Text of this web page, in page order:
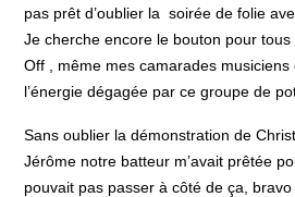
pas prêt d’oublier la soirée de folie
Je cherche encore le bouton pour
Off , même mes camarades
l’énergie dégagée par ce groupe de
Sans oublier la démonstration de
Jérôme notre batteur m’avait prêtée
pouvait pas passer à côté de ça,